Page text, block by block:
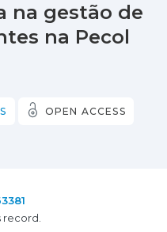
na gestão de
na Pecol
OPEN ACCESS